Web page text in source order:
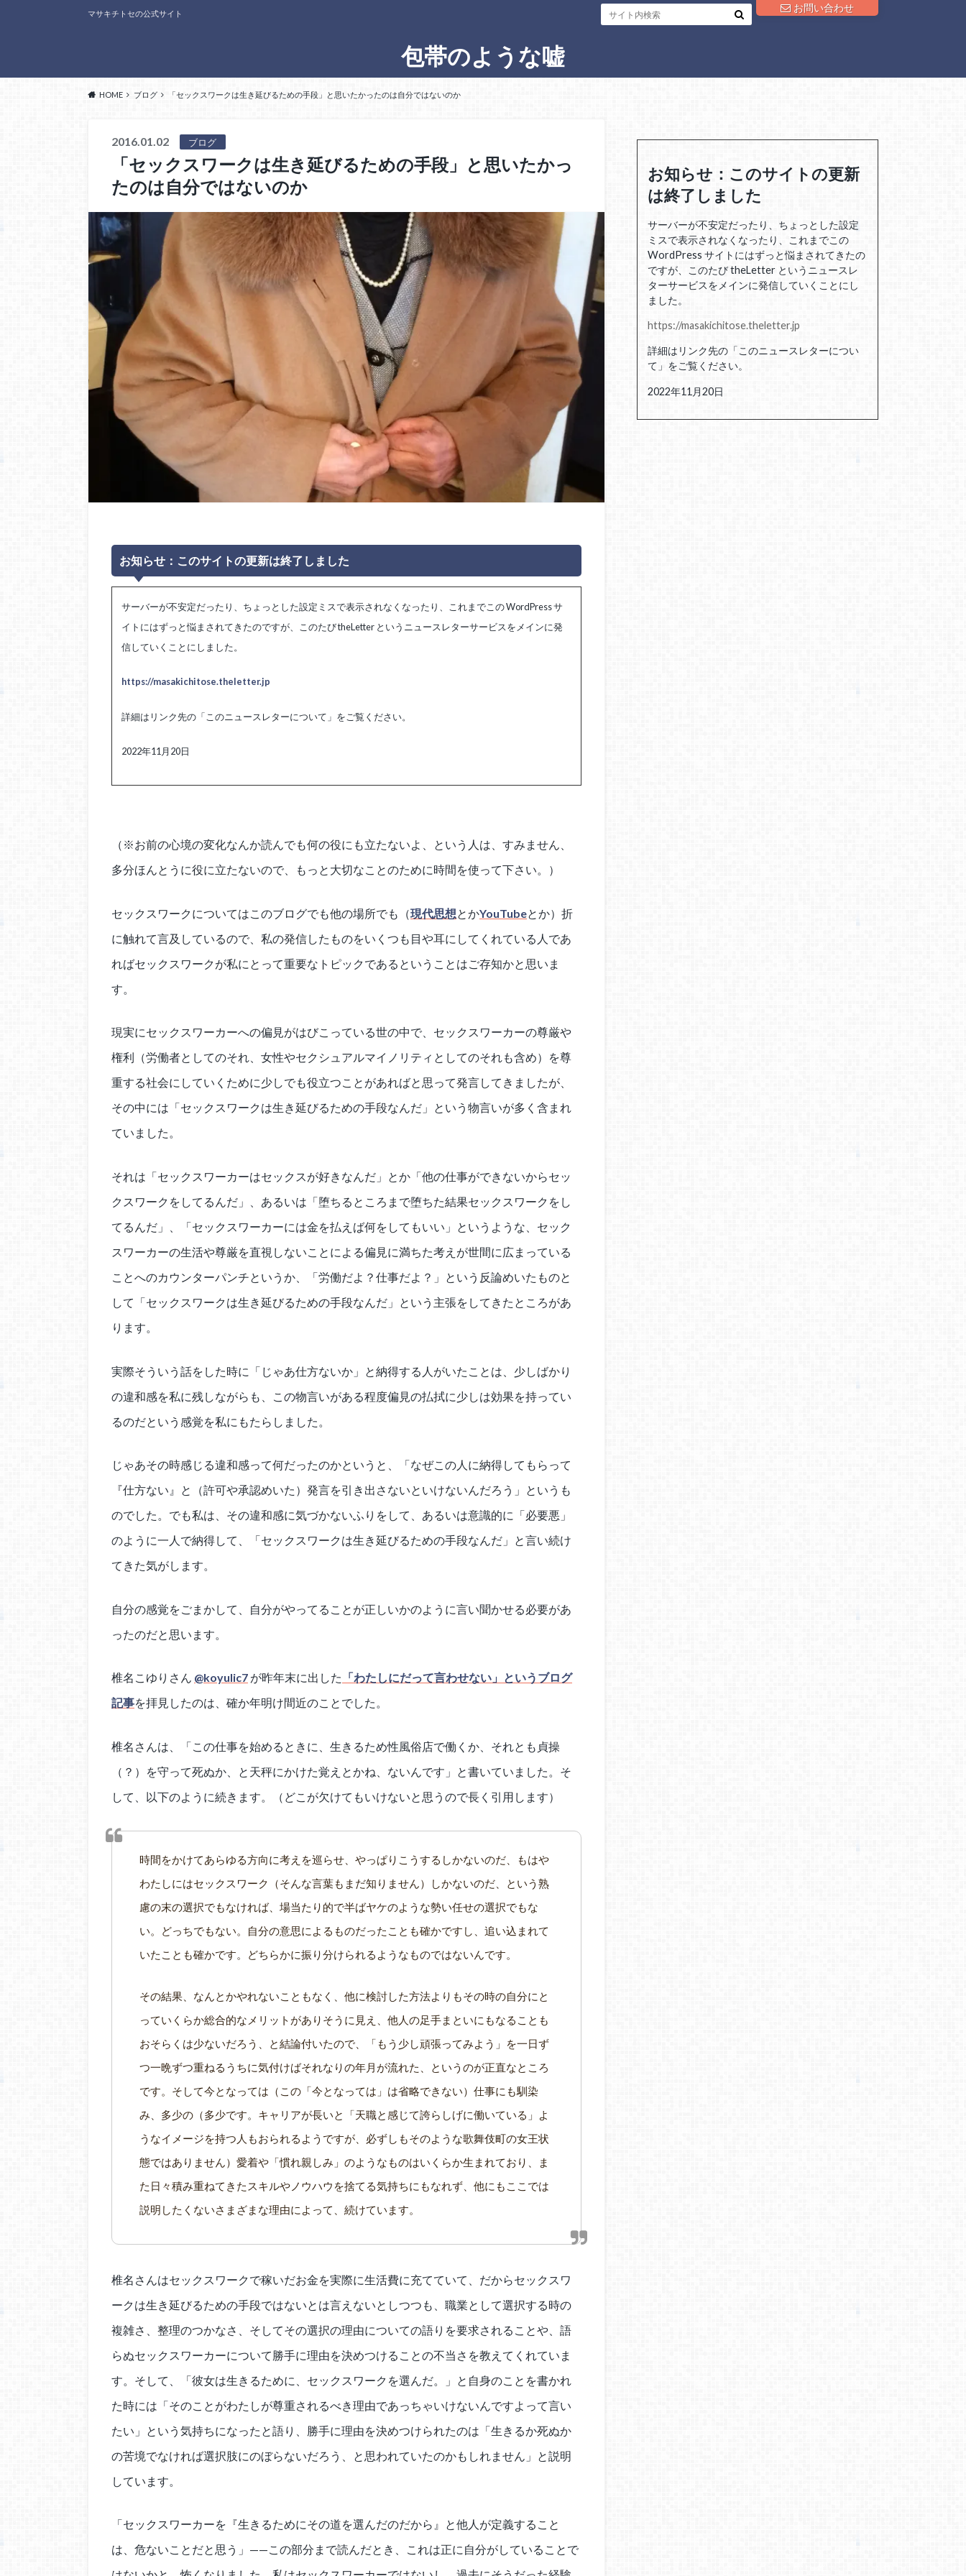
包帯のような嘘
マサキチトセの公式サイト お問い合わせ
HOME ブログ 「セックスワークは生き延びるための手段」と思いたかったのは自分ではないのか
2016.01.02 ブログ
「セックスワークは生き延びるための手段」と思いたかっ
たのは自分ではないのか
お知らせ：このサイトの更新は終了しました
サーバーが不安定だったり、ちょっとした設定ミスで表示されなくなったり、これまでこの WordPress サ
イトにはずっと悩まされてきたのですが、このたび theLetter というニュースレターサービスをメインに発
信していくことにしました。
https://masakichitose.theletter.jp
詳細はリンク先の「このニュースレターについて」をご覧ください。
2022年11月20日
（※お前の心境の変化なんか読んでも何の役にも立たないよ、という人は、すみません、
多分ほんとうに役に立たないので、もっと大切なことのために時間を使って下さい。）
セックスワークについてはこのブログでも他の場所でも（現代思想とかYouTubeとか）折
に触れて言及しているので、私の発信したものをいくつも目や耳にしてくれている人であ
ればセックスワークが私にとって重要なトピックであるということはご存知かと思いま
す。
現実にセックスワーカーへの偏見がはびこっている世の中で、セックスワーカーの尊厳や
権利（労働者としてのそれ、女性やセクシュアルマイノリティとしてのそれも含め）を尊
重する社会にしていくために少しでも役立つことがあればと思って発言してきましたが、
その中には「セックスワークは生き延びるための手段なんだ」という物言いが多く含まれ
ていました。
それは「セックスワーカーはセックスが好きなんだ」とか「他の仕事ができないからセッ
クスワークをしてるんだ」、あるいは「堕ちるところまで堕ちた結果セックスワークをし
てるんだ」、「セックスワーカーには金を払えば何をしてもいい」というような、セック
スワーカーの生活や尊厳を直視しないことによる偏見に満ちた考えが世間に広まっている
ことへのカウンターパンチというか、「労働だよ？仕事だよ？」という反論めいたものと
して「セックスワークは生き延びるための手段なんだ」という主張をしてきたところがあ
ります。
実際そういう話をした時に「じゃあ仕方ないか」と納得する人がいたことは、少しばかり
の違和感を私に残しながらも、この物言いがある程度偏見の払拭に少しは効果を持ってい
るのだという感覚を私にもたらしました。
じゃあその時感じる違和感って何だったのかというと、「なぜこの人に納得してもらって
『仕方ない』と（許可や承認めいた）発言を引き出さないといけないんだろう」というも
のでした。でも私は、その違和感に気づかないふりをして、あるいは意識的に「必要悪」
のように一人で納得して、「セックスワークは生き延びるための手段なんだ」と言い続け
てきた気がします。
自分の感覚をごまかして、自分がやってることが正しいかのように言い聞かせる必要があ
ったのだと思います。
椎名こゆりさん @koyulic7 が昨年末に出した 「わたしにだって言わせない」というブログ
記事を拝見したのは、確か年明け間近のことでした。
椎名さんは、「この仕事を始めるときに、生きるため性風俗店で働くか、それとも貞操
（？）を守って死ぬか、と天秤にかけた覚えとかね、ないんです」と書いていました。そ
して、以下のように続きます。（どこが欠けてもいけないと思うので長く引用します）
時間をかけてあらゆる方向に考えを巡らせ、やっぱりこうするしかないのだ、もはや
わたしにはセックスワーク（そんな言葉もまだ知りません）しかないのだ、という熟
慮の末の選択でもなければ、場当たり的で半ばヤケのような勢い任せの選択でもな
い。どっちでもない。自分の意思によるものだったことも確かですし、追い込まれて
いたことも確かです。どちらかに振り分けられるようなものではないんです。
その結果、なんとかやれないこともなく、他に検討した方法よりもその時の自分にと
っていくらか総合的なメリットがありそうに見え、他人の足手まといにもなることも
おそらくは少ないだろう、と結論付いたので、「もう少し頑張ってみよう」を一日ず
つ一晩ずつ重ねるうちに気付けばそれなりの年月が流れた、というのが正直なところ
です。そして今となっては（この「今となっては」は省略できない）仕事にも馴染
み、多少の（多少です。キャリアが長いと「天職と感じて誇らしげに働いている」よ
うなイメージを持つ人もおられるようですが、必ずしもそのような歌舞伎町の女王状
態ではありません）愛着や「慣れ親しみ」のようなものはいくらか生まれており、ま
た日々積み重ねてきたスキルやノウハウを捨てる気持ちにもなれず、他にもここでは
説明したくないさまざまな理由によって、続けています。
椎名さんはセックスワークで稼いだお金を実際に生活費に充てていて、だからセックスワ
ークは生き延びるための手段ではないとは言えないとしつつも、職業として選択する時の
複雑さ、整理のつかなさ、そしてその選択の理由についての語りを要求されることや、語
らぬセックスワーカーについて勝手に理由を決めつけることの不当さを教えてくれていま
す。そして、「彼女は生きるために、セックスワークを選んだ。」と自身のことを書かれ
た時には「そのことがわたしが尊重されるべき理由であっちゃいけないんですよって言い
たい」という気持ちになったと語り、勝手に理由を決めつけられたのは「生きるか死ぬか
の苦境でなければ選択肢にのぼらないだろう、と思われていたのかもしれません」と説明
しています。
「セックスワーカーを『生きるためにその道を選んだのだから』と他人が定義すること
は、危ないことだと思う」——この部分まで読んだとき、これは正に自分がしていることで
お知らせ：このサイトの更新
は終了しました
サーバーが不安定だったり、ちょっとした設定
ミスで表示されなくなったり、これまでこの
WordPress サイトにはずっと悩まされてきたの
ですが、このたび theLetter というニュースレ
ターサービスをメインに発信していくことにし
ました。
https://masakichitose.theletter.jp
詳細はリンク先の「このニュースレターについ
て」をご覧ください。
2022年11月20日